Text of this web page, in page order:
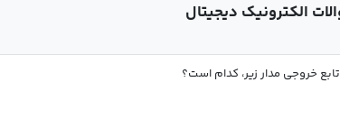
الکترونیک دیجیتال
تابع خروجی مدار زیر، کدام است؟